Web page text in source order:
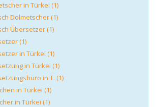
in Türkei (1)
Dolmetscher (1)
Übersetzer (1)
(1)
in Türkei (1)
in Türkei (1)
in T. (1)
in Türkei (1)
in Türkei (1)